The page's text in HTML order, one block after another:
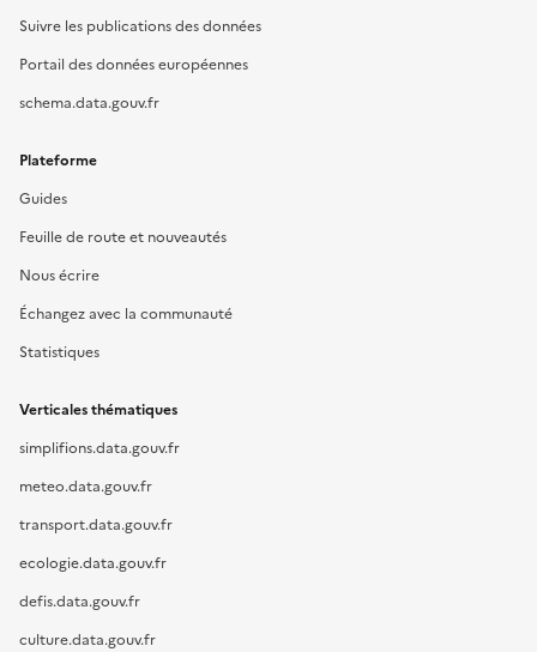
Suivre les publications des données
Portail des données européennes
schema.data.gouv.fr
Plateforme
Guides
Feuille de route et nouveautés
Nous écrire
Échangez avec la communauté
Statistiques
Verticales thématiques
simplifions.data.gouv.fr
meteo.data.gouv.fr
transport.data.gouv.fr
ecologie.data.gouv.fr
defis.data.gouv.fr
culture.data.gouv.fr